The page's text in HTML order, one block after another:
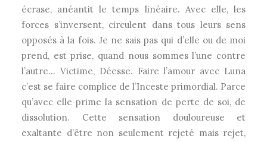
écrase, anéantit le temps linéaire. Avec elle, les
forces s’inversent, circulent dans tous leurs sens
opposés à la fois. Je ne sais pas qui d’elle ou de moi
prend, est prise, quand nous sommes l’une contre
l’autre… Victime, Déesse. Faire l’amour avec Luna
c’est se faire complice de l’Inceste primordial. Parce
qu’avec elle prime la sensation de perte de soi, de
dissolution. Cette sensation douloureuse et
exaltante d’être non seulement rejeté mais rejet,